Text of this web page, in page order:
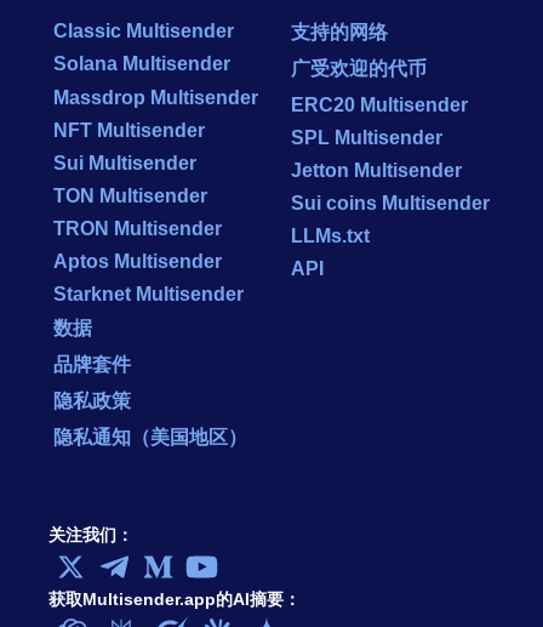
关注我们：
获取Multisender.app的AI摘要：
Classic Multisender
Solana Multisender
Massdrop Multisender
NFT Multisender
Sui Multisender
TON Multisender
TRON Multisender
Aptos Multisender
Starknet Multisender
数据
品牌套件
支持的网络
广受欢迎的代币
ERC20 Multisender
SPL Multisender
Jetton Multisender
Sui coins Multisender
LLMs.txt
API
隐私政策
隐私通知（美国地区）